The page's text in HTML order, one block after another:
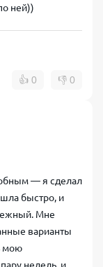
ней))
👍 0 👎 0
— я сделал
быстро, и
Мне
варианты
мою